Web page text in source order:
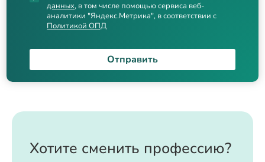
данных, в том числе помощью сервиса веб-
аналитики "Яндекс.Метрика", в соответствии с
Политикой ОПД
Отправить
Хотите сменить профессию?